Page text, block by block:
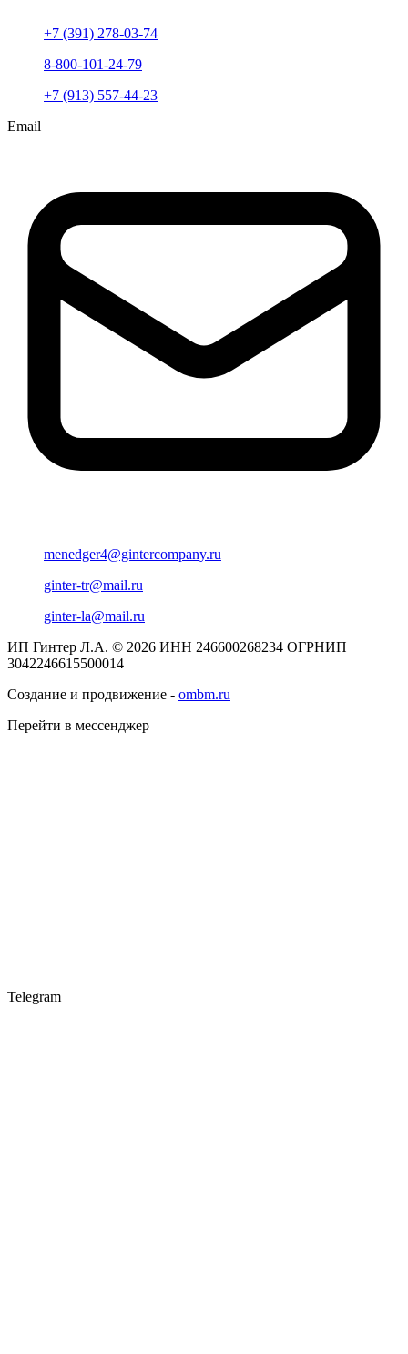
+7 (391) 278-03-74
8-800-101-24-79
+7 (913) 557-44-23
Email
menedger4@gintercompany.ru
ginter-tr@mail.ru
ginter-la@mail.ru
ИП Гинтер Л.А. © 2026 ИНН 246600268234 ОГРНИП
3042246615500014
Создание и продвижение - ombm.ru
Перейти в мессенджер
Telegram